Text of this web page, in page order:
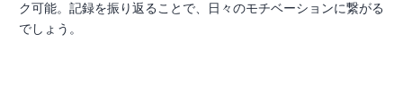
ク可能。記録を振り返ることで、日々のモチベーションに繋がる
でしょう。